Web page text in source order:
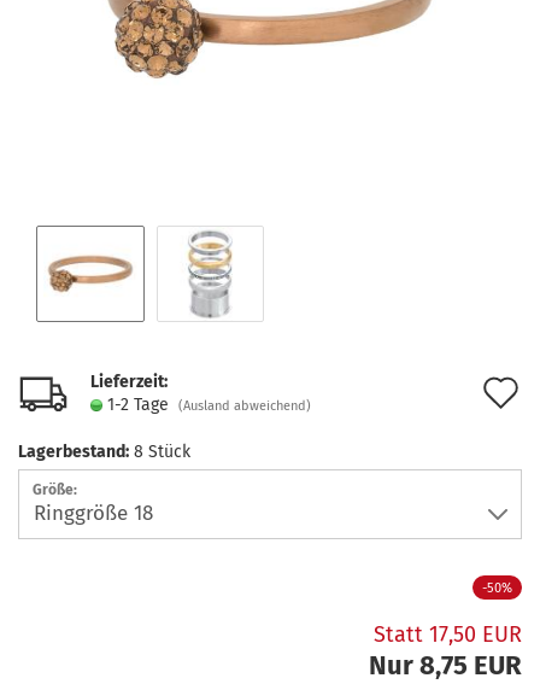
Lieferzeit:
1-2 Tage
(Ausland abweichend)
Lagerbestand: 8 Stück
Größe:
-50%
Statt 17,50 EUR
Nur 8,75 EUR